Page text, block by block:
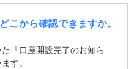
こから確認できますか。
『口座開設完了のお知ら
す。